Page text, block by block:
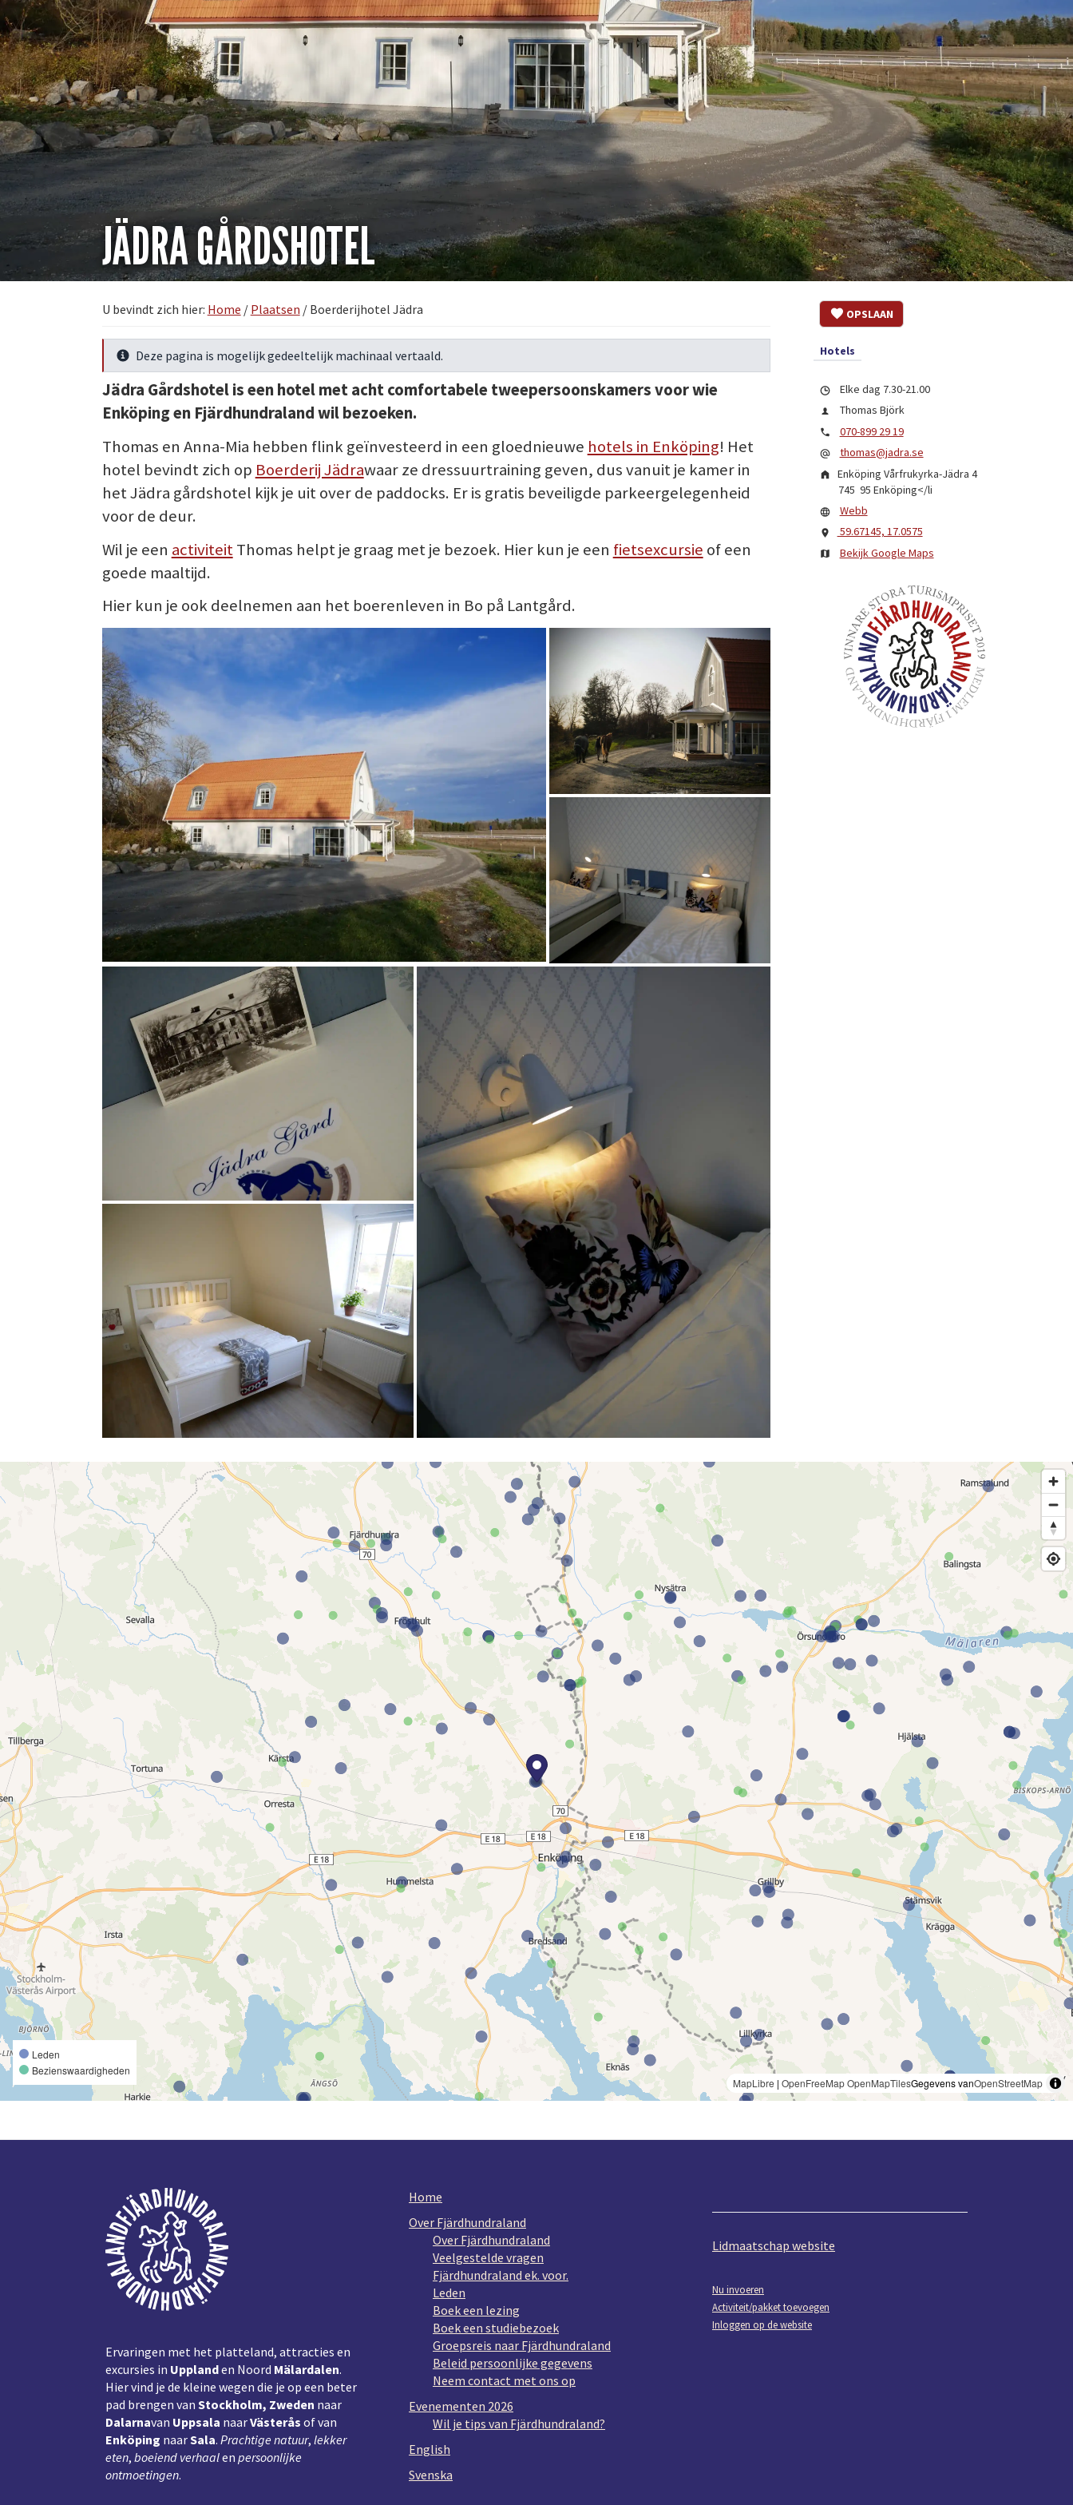
JÄDRA GÅRDSHOTEL
U bevindt zich hier: Home / Plaatsen /Boerderijhotel Jädra
Meer info
Deze pagina is mogelijk gedeeltelijk machinaal vertaald.
Jädra Gårdshotel is een hotel met acht comfortabele tweepersoonskamers voor wie
Enköping en Fjärdhundraland wil bezoeken.
Thomas en Anna-Mia hebben flink geïnvesteerd in een gloednieuwe hotels in Enköping! Het
hotel bevindt zich op Boerderij Jädrawaar ze dressuurtraining geven, dus vanuit je kamer in
het Jädra gårdshotel kijk je uit over de paddocks. Er is gratis beveiligde parkeergelegenheid
voor de deur.
Wil je een activiteitThomas helpt je graag met je bezoek. Hier kun je een fietsexcursie of een
goede maaltijd.
Hier kun je ook deelnemen aan het boerenleven in Bo på Lantgård.
OPSLAAN
Hotels
Elke dag 7.30-21.00
Thomas Björk
070-899 29 19
thomas@jadra.se
Enköping Vårfrukyrka-Jädra 4
745 95 Enköping</li
Webb
59.67145, 17.0575
Bekijk Google Maps
Leden
Bezienswaardigheden
MapLibre | OpenFreeMapOpenMapTilesGegevens vanOpenStreetMap
Ervaringen met het platteland, attracties en
excursies in Upplanden Noord Mälardalen.
Hier vind je de kleine wegen die je op een beter
pad brengen van Stockholm, Zweden naar
Dalarnavan Uppsala naarVästerås of van
Enköping naarSala. Prachtige natuur, lekker
eten, boeiend verhaalen persoonlijke
ontmoetingen.
Home
Over Fjärdhundraland
Over Fjärdhundraland
Veelgestelde vragen
Fjärdhundraland ek. voor.
Leden
Boek een lezing
Boek een studiebezoek
Groepsreis naar Fjärdhundraland
Beleid persoonlijke gegevens
Neem contact met ons op
Evenementen 2026
Wil je tips van Fjärdhundraland?
English
Svenska
Lidmaatschap website
Nu invoeren
Activiteit/pakket toevoegen
Inloggen op de website